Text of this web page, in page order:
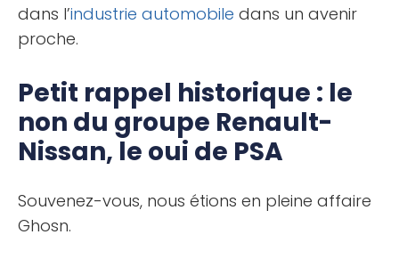
dans l’industrie automobile dans un avenir
proche.
Petit rappel historique : le
non du groupe Renault-
Nissan, le oui de PSA
Souvenez-vous, nous étions en pleine affaire
Ghosn.